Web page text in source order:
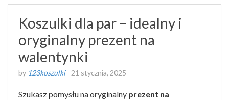
Koszulki dla par – idealny i
oryginalny prezent na
walentynki
by 123koszulki- 21 stycznia, 2025
Szukasz pomysłu na oryginalny prezent na